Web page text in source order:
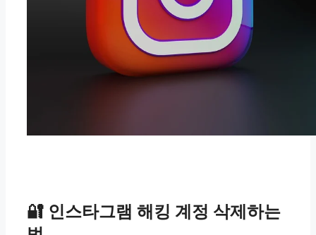
🔐 인스타그램 해킹 계정 삭제하는